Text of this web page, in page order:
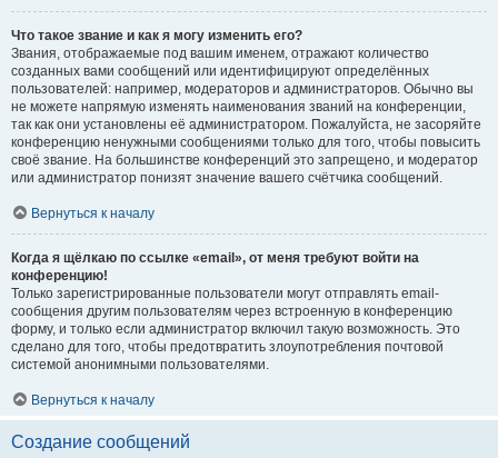
Что такое звание и как я могу изменить его?
Звания, отображаемые под вашим именем, отражают количество
созданных вами сообщений или идентифицируют определённых
пользователей: например, модераторов и администраторов. Обычно вы
не можете напрямую изменять наименования званий на конференции,
так как они установлены её администратором. Пожалуйста, не засоряйте
конференцию ненужными сообщениями только для того, чтобы повысить
своё звание. На большинстве конференций это запрещено, и модератор
или администратор понизят значение вашего счётчика сообщений.
Вернуться к началу
Когда я щёлкаю по ссылке «email», от меня требуют войти на
конференцию!
Только зарегистрированные пользователи могут отправлять email-
сообщения другим пользователям через встроенную в конференцию
форму, и только если администратор включил такую возможность. Это
сделано для того, чтобы предотвратить злоупотребления почтовой
системой анонимными пользователями.
Вернуться к началу
Создание сообщений